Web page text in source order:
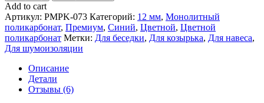
Add to cart
Артикул: PMPK-073 Категорий: 12 мм, Монолитный
поликарбонат, Премиум, Синий, Цветной, Цветной
поликарбонат Метки: Для беседки, Для козырька, Для навеса,
Для шумоизоляции
Описание
Детали
Отзывы (6)